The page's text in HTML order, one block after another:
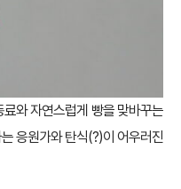
와 자연스럽게 빵을 맞바꾸는
응원가와 탄식(?)이 어우러진